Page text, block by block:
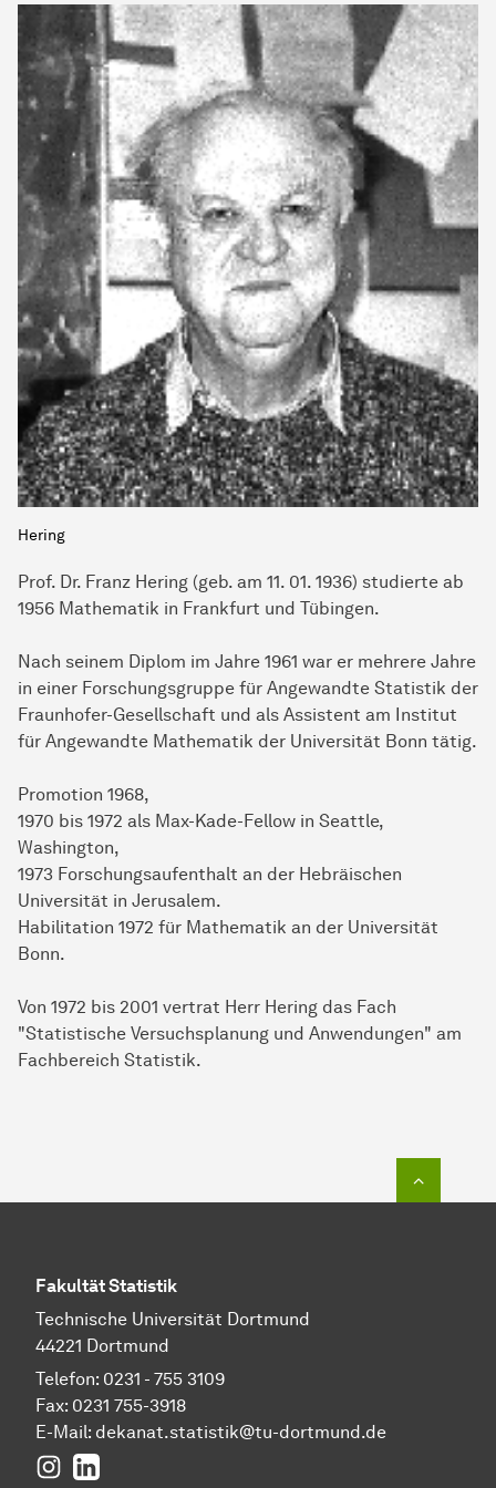
Prof. Dr. Franz Hering (geb. am 11. 01. 1936) studierte ab
1956 Mathematik in Frankfurt und Tübingen.
Nach seinem Diplom im Jahre 1961 war er mehrere Jahre
in einer Forschungsgruppe für Angewandte Statistik der
Fraunhofer-Gesellschaft und als Assistent am Institut
für Angewandte Mathematik der Universität Bonn tätig.
Promotion 1968,
1970 bis 1972 als Max-Kade-Fellow in Seattle,
Washington,
1973 Forschungsaufenthalt an der Hebräischen
Universität in Jerusalem.
Habilitation 1972 für Mathematik an der Universität
Bonn.
Von 1972 bis 2001 vertrat Herr Hering das Fach
"Statistische Versuchsplanung und Anwendungen" am
Fachbereich Statistik.
Hering
Fakultät Statistik
Technische Universität Dortmund
44221 Dortmund
Telefon: 0231 - 755 3109
Fax: 0231 755-3918
E-Mail: dekanat.statistik@tu-dortmund.de
Instagram
LinkedIn